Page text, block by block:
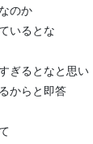
のか
いるとな
ぎるとなと思い
からと即答